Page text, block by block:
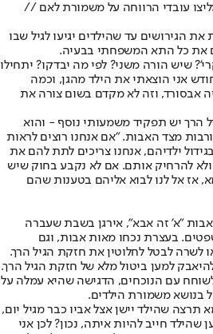
עובדי הרווחה על משמורת לאם //
הגירושים עד שהילדים יגיעו לגיל שבו
את כל התא המשפחתי בבעיה.
שיש הורה משני? לפי מה יבדקו? יתחילו
אני הוצאתי את הילד מהגן, וכמה
אבסורד, וזה לא מקדם בשום צורה את
הרך יש תפקיד משמעותי נוסף - והוא
מצד האבות. "אם אנחנו רוצים לראות
ילדיהם, אנחנו צריכים לתת להם את
להרחיק אותם. אם לא נקבע בחוק שיש
אז אל לנו לבוא אליהם בטענות שהם
"א' זה אבא", אירגן בשבת שעברה
בעצרת נכחו מאות אבות, וגם
לשרה לבטל לחלוטין את חזקת הגיל הרך.
למען ביטול מלא של חזקת הגיל הרך.
עם הנוכחים, הדגישה שהיא עמלה על
בנושא משמורת הילדים.
תרצה שהילד יישן אצל אביו כבר מגיל יום,
שהילד חייב להיות איתה, נכון? לכן אני